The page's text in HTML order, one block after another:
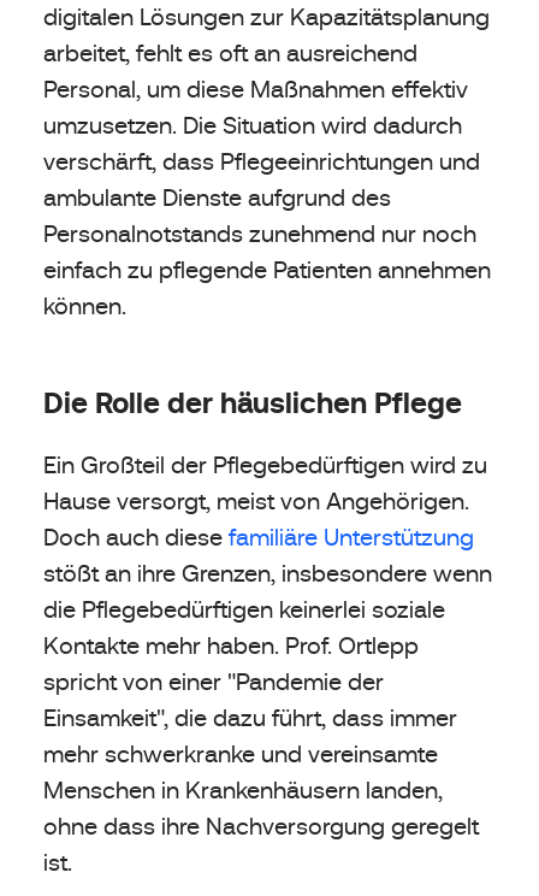
digitalen Lösungen zur Kapazitätsplanung
arbeitet, fehlt es oft an ausreichend
Personal, um diese Maßnahmen effektiv
umzusetzen. Die Situation wird dadurch
verschärft, dass Pflegeeinrichtungen und
ambulante Dienste aufgrund des
Personalnotstands zunehmend nur noch
einfach zu pflegende Patienten annehmen
können.
Die Rolle der häuslichen Pflege
Ein Großteil der Pflegebedürftigen wird zu
Hause versorgt, meist von Angehörigen.
Doch auch diese familiäre Unterstützung
stößt an ihre Grenzen, insbesondere wenn
die Pflegebedürftigen keinerlei soziale
Kontakte mehr haben. Prof. Ortlepp
spricht von einer "Pandemie der
Einsamkeit", die dazu führt, dass immer
mehr schwerkranke und vereinsamte
Menschen in Krankenhäusern landen,
ohne dass ihre Nachversorgung geregelt
ist.